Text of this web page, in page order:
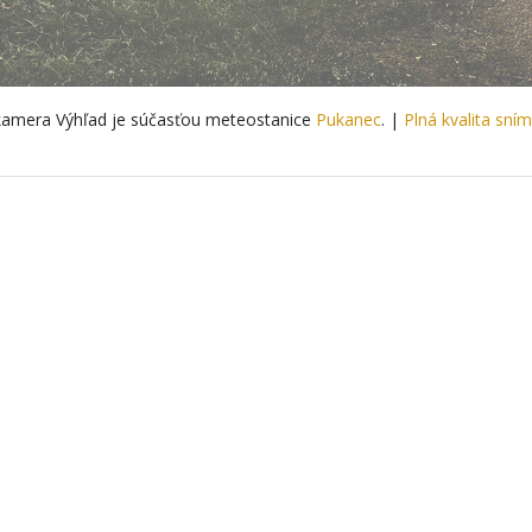
Výhľad je súčasťou meteostanice Pukanec. | Plná kvalita